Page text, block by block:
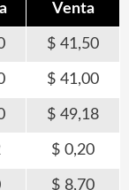
Venta
41,50
41,00
49,18
0,20
8,70